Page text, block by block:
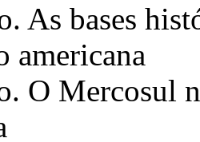
As bases
americana
O Mercosul